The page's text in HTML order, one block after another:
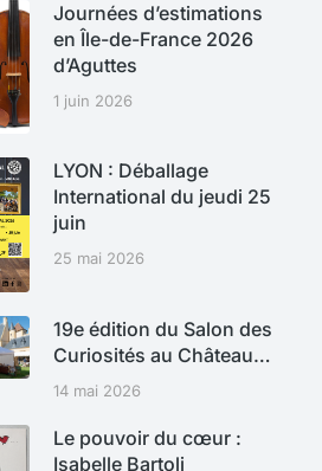
Journées d’estimations
en Île-de-France 2026
d’Aguttes
1 juin 2026
LYON : Déballage
International du jeudi 25
juin
25 mai 2026
19e édition du Salon des
Curiosités au Château…
14 mai 2026
Le pouvoir du cœur :
Isabelle Bartoli